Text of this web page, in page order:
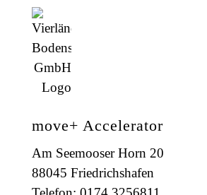
move+ Accelerator
Am Seemooser Horn 20
88045 Friedrichshafen